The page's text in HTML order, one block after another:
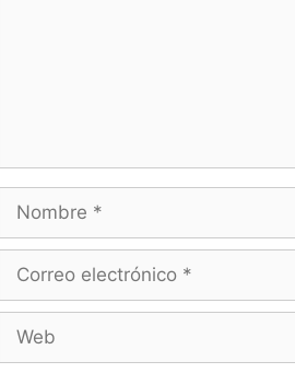
Nombre
Correo
Web